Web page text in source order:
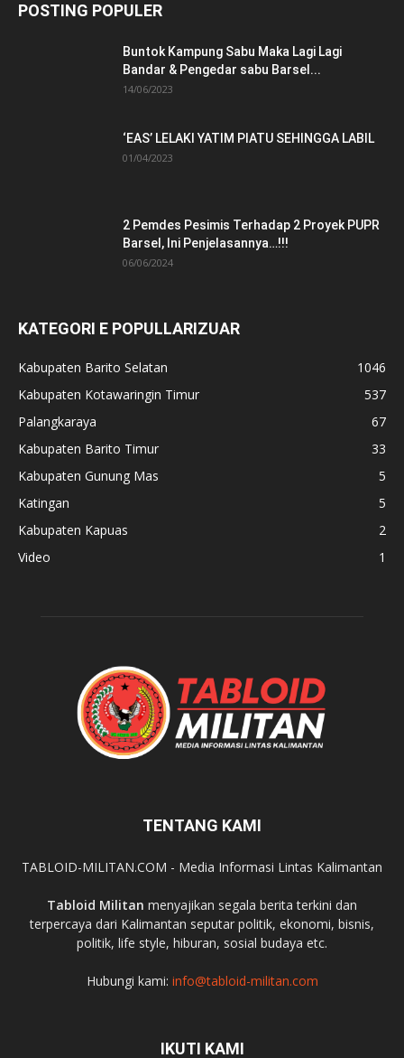
POSTING POPULER
Buntok Kampung Sabu Maka Lagi Lagi
Bandar & Pengedar sabu Barsel...
14/06/2023
‘EAS’ LELAKI YATIM PIATU SEHINGGA LABIL
01/04/2023
2 Pemdes Pesimis Terhadap 2 Proyek PUPR
Barsel, Ini Penjelasannya…!!!
06/06/2024
KATEGORI E POPULLARIZUAR
Kabupaten Barito Selatan
1046
Kabupaten Kotawaringin Timur
537
Palangkaraya
67
Kabupaten Barito Timur
33
Kabupaten Gunung Mas
5
Katingan
5
Kabupaten Kapuas
2
Video
1
TENTANG KAMI
TABLOID-MILITAN.COM - Media Informasi Lintas Kalimantan
Tabloid Militan menyajikan segala berita terkini dan
terpercaya dari Kalimantan seputar politik, ekonomi, bisnis,
politik, life style, hiburan, sosial budaya etc.
Hubungi kami: info@tabloid-militan.com
IKUTI KAMI